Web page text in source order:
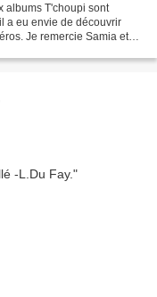
albums T'choupi sont
a eu envie de découvrir
Je remercie Samia et